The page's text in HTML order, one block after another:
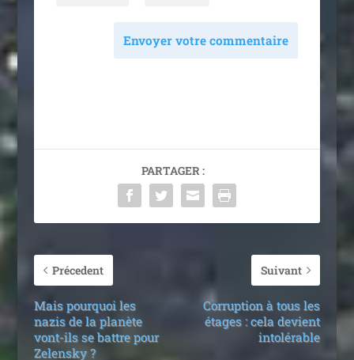
Envoyer votre commentaire
PARTAGER :
Précedent
Mais pourquoi les
nazis de la planète
vont-ils se battre pour
Zelensky ?
Suivant
Corruption à tous les
étages : cela devient
intolérable